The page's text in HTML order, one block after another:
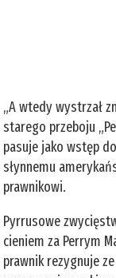
„A wtedy wystrzał
starego przeboju
pasuje jako wstęp
słynnemu
prawnikowi.
Pyrrusowe
cieniem za Perrym
prawnik rezygnuje